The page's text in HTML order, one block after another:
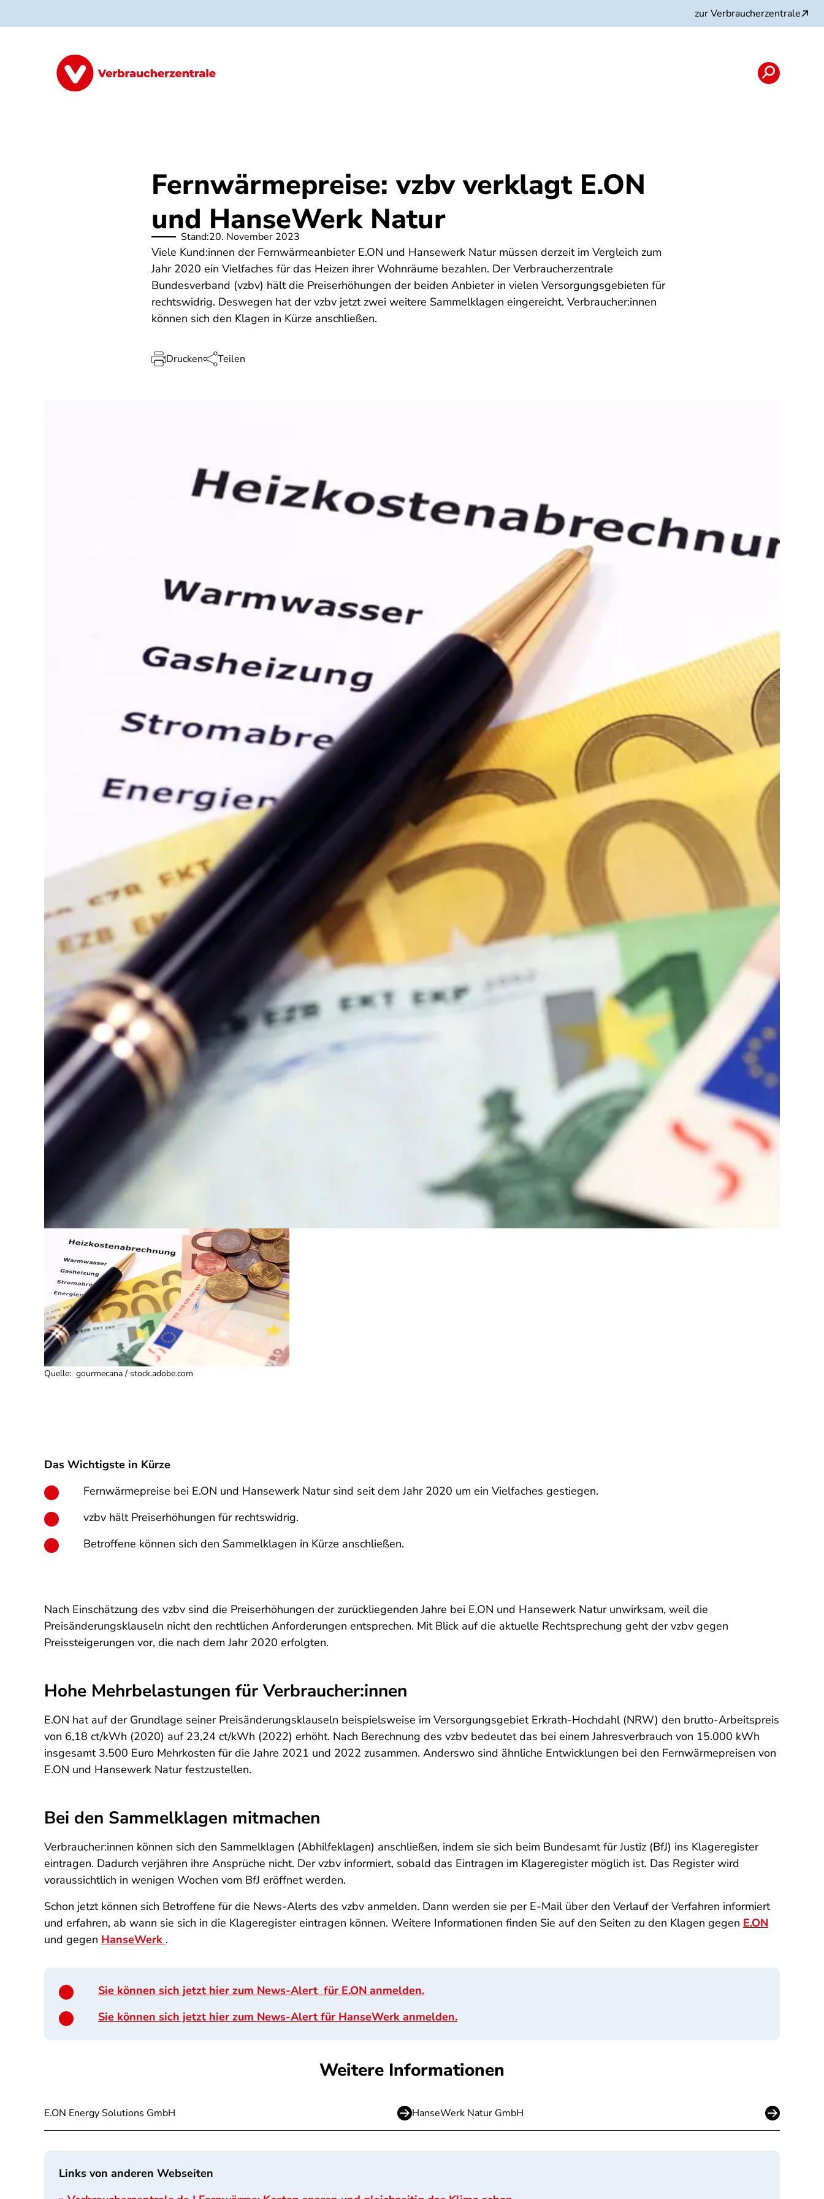
zur Verbraucherzentrale
Alle Klagen So funktioniert's
Fernwärmepreise: vzbv verklagt E.ON
und HanseWerk Natur
Stand:20. November 2023
Viele Kund:innen der Fernwärmeanbieter E.ON und Hansewerk Natur müssen derzeit im Vergleich zum
Jahr 2020 ein Vielfaches für das Heizen ihrer Wohnräume bezahlen. Der Verbraucherzentrale
Bundesverband (vzbv) hält die Preiserhöhungen der beiden Anbieter in vielen Versorgungsgebieten für
rechtswidrig. Deswegen hat der vzbv jetzt zwei weitere Sammelklagen eingereicht. Verbraucher:innen
können sich den Klagen in Kürze anschließen.
Drucken Teilen
Quelle: gourmecana / stock.adobe.com
Das Wichtigste in Kürze
Fernwärmepreise bei E.ON und Hansewerk Natur sind seit dem Jahr 2020 um ein Vielfaches gestiegen.
vzbv hält Preiserhöhungen für rechtswidrig.
Betroffene können sich den Sammelklagen in Kürze anschließen.
Nach Einschätzung des vzbv sind die Preiserhöhungen der zurückliegenden Jahre bei E.ON und Hansewerk Natur unwirksam, weil die
Preisänderungsklauseln nicht den rechtlichen Anforderungen entsprechen. Mit Blick auf die aktuelle Rechtsprechung geht der vzbv gegen
Preissteigerungen vor, die nach dem Jahr 2020 erfolgten.
Hohe Mehrbelastungen für Verbraucher:innen
E.ON hat auf der Grundlage seiner Preisänderungsklauseln beispielsweise im Versorgungsgebiet Erkrath-Hochdahl (NRW) den brutto-Arbeitspreis
von 6,18 ct/kWh (2020) auf 23,24 ct/kWh (2022) erhöht. Nach Berechnung des vzbv bedeutet das bei einem Jahresverbrauch von 15.000 kWh
insgesamt 3.500 Euro Mehrkosten für die Jahre 2021 und 2022 zusammen. Anderswo sind ähnliche Entwicklungen bei den Fernwärmepreisen von
E.ON und Hansewerk Natur festzustellen.
Bei den Sammelklagen mitmachen
Verbraucher:innen können sich den Sammelklagen (Abhilfeklagen) anschließen, indem sie sich beim Bundesamt für Justiz (BfJ) ins Klageregister
eintragen. Dadurch verjähren ihre Ansprüche nicht. Der vzbv informiert, sobald das Eintragen im Klageregister möglich ist. Das Register wird
voraussichtlich in wenigen Wochen vom BfJ eröffnet werden.
Schon jetzt können sich Betroffene für die News-Alerts des vzbv anmelden. Dann werden sie per E-Mail über den Verlauf der Verfahren informiert
und erfahren, ab wann sie sich in die Klageregister eintragen können. Weitere Informationen finden Sie auf den Seiten zu den Klagen gegen E.ON
und gegen HanseWerk .
Sie können sich jetzt hier zum News-Alert für E.ON anmelden.
Sie können sich jetzt hier zum News-Alert für HanseWerk anmelden.
Weitere Informationen
E.ON Energy Solutions GmbH HanseWerk Natur GmbH
Links von anderen Webseiten